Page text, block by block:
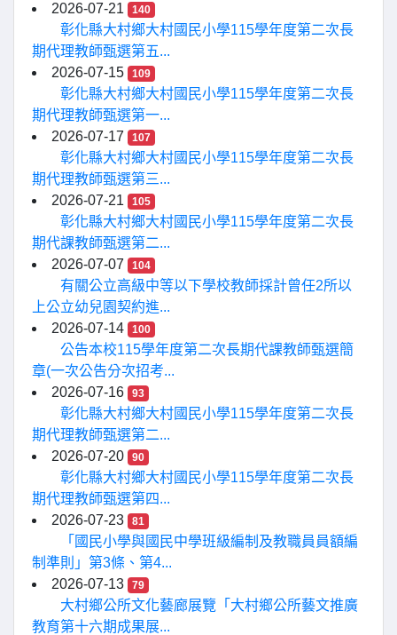
2026-07-21
140
彰化縣大村鄉大村國民小學115學年度第二次長
期代理教師甄選第五...
2026-07-15
109
彰化縣大村鄉大村國民小學115學年度第二次長
期代理教師甄選第一...
2026-07-17
107
彰化縣大村鄉大村國民小學115學年度第二次長
期代理教師甄選第三...
2026-07-21
105
彰化縣大村鄉大村國民小學115學年度第二次長
期代課教師甄選第二...
2026-07-07
104
有關公立高級中等以下學校教師採計曾任2所以
上公立幼兒園契約進...
2026-07-14
100
公告本校115學年度第二次長期代課教師甄選簡
章(一次公告分次招考...
2026-07-16
93
彰化縣大村鄉大村國民小學115學年度第二次長
期代理教師甄選第二...
2026-07-20
90
彰化縣大村鄉大村國民小學115學年度第二次長
期代理教師甄選第四...
2026-07-23
81
「國民小學與國民中學班級編制及教職員員額編
制準則」第3條、第4...
2026-07-13
79
大村鄉公所文化藝廊展覽「大村鄉公所藝文推廣
教育第十六期成果展...